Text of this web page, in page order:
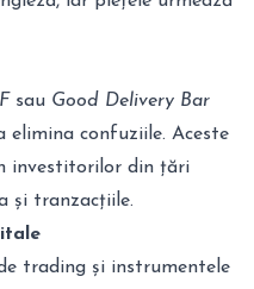
sau Good Delivery Bar
confuziile. Aceste
investitorilor din țări
și tranzacțiile.
trading și instrumentele